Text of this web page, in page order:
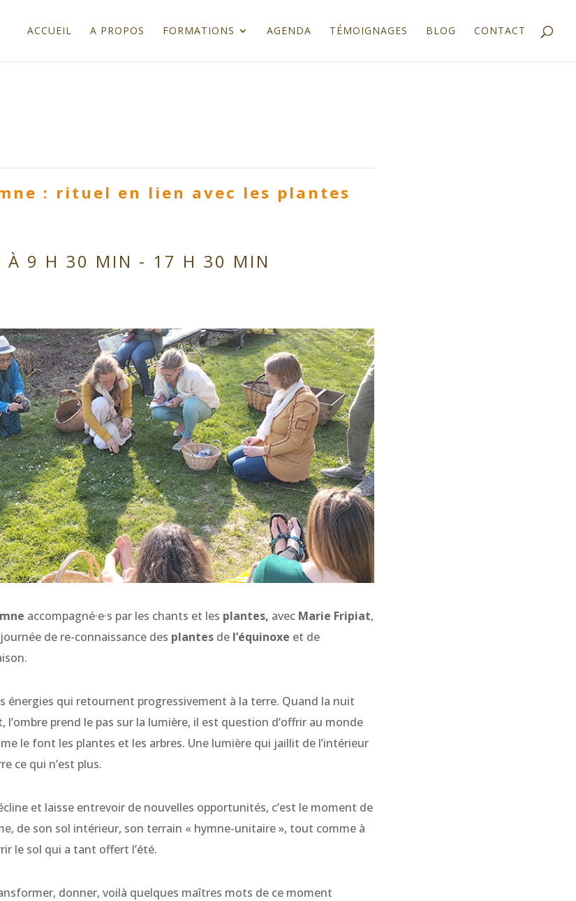
ACCUEIL A PROPOS FORMATIONS AGENDA TÉMOIGNAGES BLOG CONTACT
: rituel en lien avec les plantes
À 9 H 30 MIN - 17 H 30 MIN
accompagné·e·s par les chants et les plantes, avec Marie Fripiat,
de re-connaissance des plantesde l’équinoxe et de
énergies qui retournent progressivement à la terre. Quand la nuit
prend le pas sur la lumière, il est question d’offrir au monde
le font les plantes et les arbres. Une lumière qui jaillit de l’intérieur
ce qui n’est plus.
et laisse entrevoir de nouvelles opportunités, c’est le moment de
de son sol intérieur, son terrain « hymne-unitaire », tout comme à
le sol qui a tant offert l’été.
donner, voilà quelques maîtres mots de ce moment